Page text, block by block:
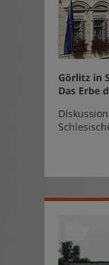
Görlitz in
Das Erbe